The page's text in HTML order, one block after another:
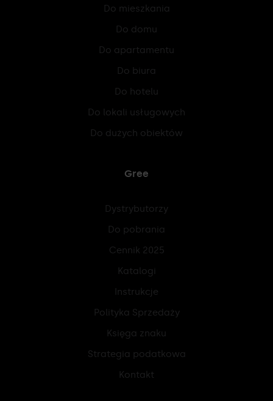
Do mieszkania
Do domu
Do apartamentu
Do biura
Do hotelu
Do lokali usługowych
Do dużych obiektów
Gree
Dystrybutorzy
Do pobrania
Cennik 2025
Katalogi
Instrukcje
Polityka Sprzedaży
Księga znaku
Strategia podatkowa
Kontakt